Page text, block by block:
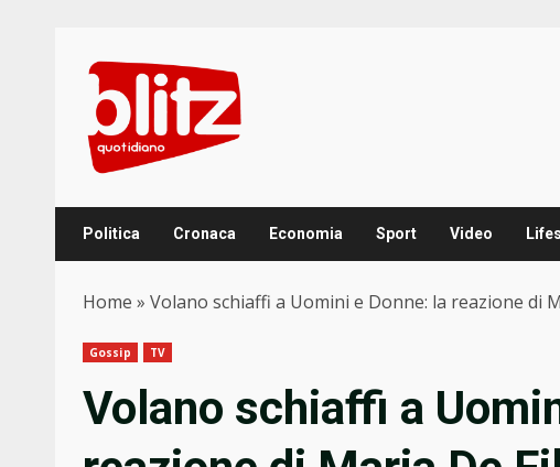
content
Politica Cronaca Economia Sport Video
Home » Volano schiaffi a Uomini e Donne: la reazione di
Gossip TV
Volano schiaffi a